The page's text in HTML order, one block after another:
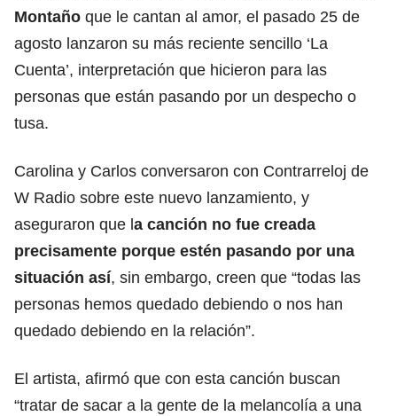
Montaño que le cantan al amor, el pasado 25 de
agosto lanzaron su más reciente sencillo ‘La
Cuenta’, interpretación que hicieron para las
personas que están pasando por un despecho o
tusa.
Carolina y Carlos conversaron con Contrarreloj de
W Radio sobre este nuevo lanzamiento, y
aseguraron que la canción no fue creada
precisamente porque estén pasando por una
situación así, sin embargo, creen que “todas las
personas hemos quedado debiendo o nos han
quedado debiendo en la relación”.
El artista, afirmó que con esta canción buscan
“tratar de sacar a la gente de la melancolía a una